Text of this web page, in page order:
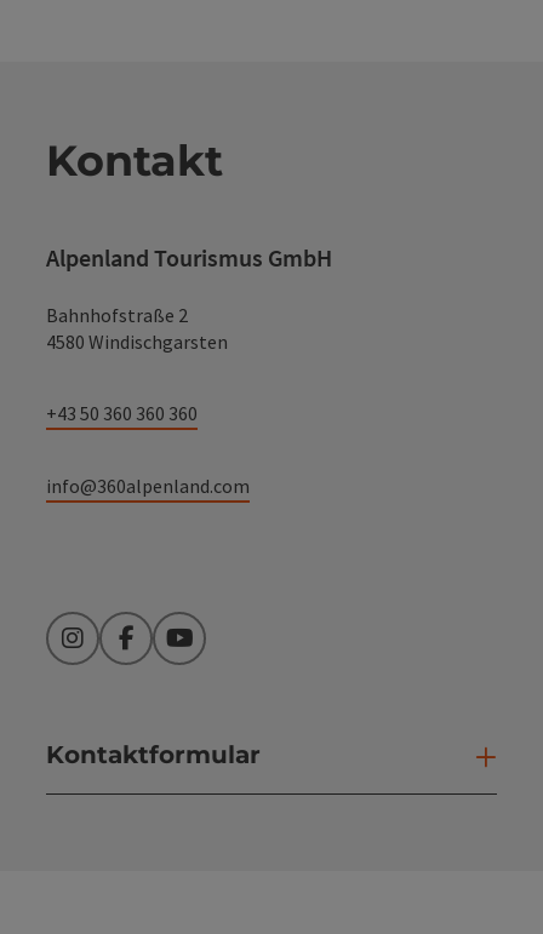
Kontakt
Alpenland Tourismus GmbH
Bahnhofstraße 2
4580 Windischgarsten
+43 50 360 360 360
info@360alpenland.com
InstagramFacebookYouTube
Kontaktformular